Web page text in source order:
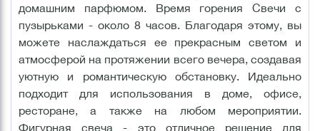
домашним парфюмом. Время горения Свечи с
пузырьками - около 8 часов. Благодаря этому, вы
можете наслаждаться ее прекрасным светом и
атмосферой на протяжении всего вечера, создавая
уютную и романтическую обстановку. Идеально
подходит для использования в доме, офисе,
ресторане, а также на любом мероприятии.
Фигурная свеча - это отличное решение для